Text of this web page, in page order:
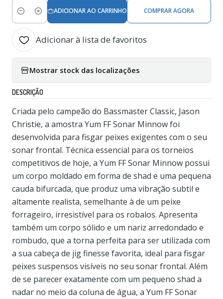
Quantidade
ADICIONAR AO CARRINHO COMPRAR AGORA
Adicionar à lista de favoritos
Mostrar stock das localizações
DESCRIÇÃO
Criada pelo campeão do Bassmaster Classic, Jason
Christie, a amostra Yum FF Sonar Minnow foi
desenvolvida para fisgar peixes exigentes com o seu
sonar frontal. Técnica essencial para os torneios
competitivos de hoje, a Yum FF Sonar Minnow possui
um corpo moldado em forma de shad e uma pequena
cauda bifurcada, que produz uma vibração subtil e
altamente realista, semelhante à de um peixe
forrageiro, irresistível para os robalos. Apresenta
também um corpo sólido e um nariz arredondado e
rombudo, que a torna perfeita para ser utilizada com
a sua cabeça de jig finesse favorita, ideal para fisgar
peixes suspensos visíveis no seu sonar frontal. Além
de se parecer exatamente com um pequeno shad a
nadar no meio da coluna de água, a Yum FF Sonar